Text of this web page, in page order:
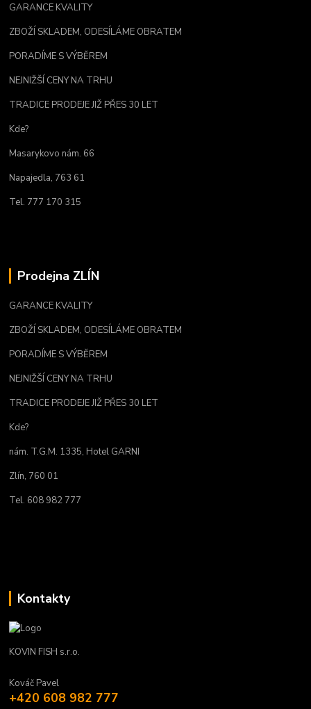
GARANCE KVALITY
ZBOŽÍ SKLADEM, ODESÍLÁME OBRATEM
PORADÍME S VÝBĚREM
NEJNIŽŠÍ CENY NA TRHU
TRADICE PRODEJE JIŽ PŘES 30 LET
Kde?
Masarykovo nám. 66
Napajedla, 763 61
Tel. 777 170 315
Prodejna ZLÍN
GARANCE KVALITY
ZBOŽÍ SKLADEM, ODESÍLÁME OBRATEM
PORADÍME S VÝBĚREM
NEJNIŽŠÍ CENY NA TRHU
TRADICE PRODEJE JIŽ PŘES 30 LET
Kde?
nám. T.G.M. 1335, Hotel GARNI
Zlín, 760 01
Tel. 608 982 777
Kontakty
KOVIN FISH s.r.o.
Kováč Pavel
+420 608 982 777